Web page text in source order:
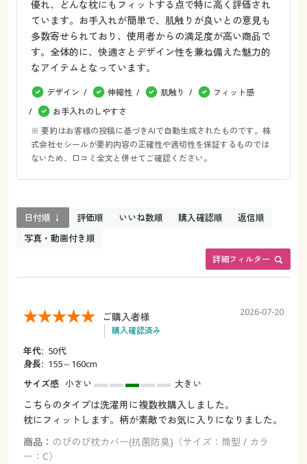
優れ、どんな枕にもフィットする点で特に高く評価され
ています。お手入れが簡単で、肌触りが良いとの意見も
多数寄せられており、使用者からの満足度が高い商品で
す。全体的に、快適さとデザイン性を兼ね備えた魅力的
なアイテムとなっています。
デザイン 伸縮性 肌触り
フィット感
お手入れのしやすさ
※ 要約はお客様の投稿に基づきAIで自動生成されたものです。株
式会社セシールが要約内容の正確性や適切性を保証するものでは
ないため、口コミ全文と併せてご確認ください。
詳細フィルター
日付順 ↓ 評価順 いいね数順 購入確認順
返信順
写真・動画付き順
ご購入者様
購入確認済み
2026-07-20
年代: 50代
身長: 155～160cm
サイズ感 小さい 大きい
こちらのタイプは洗濯用に複数枚購入しました。
枕にフィットします。柄が素敵でお気に入りになりました。
商品： のびのび枕カバー(抗菌防臭)（サイズ：筒型 / カラ
ー：C）